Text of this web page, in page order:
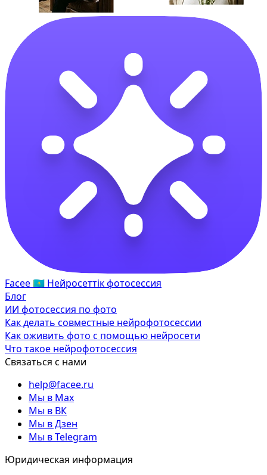
Facee🇰🇿 Нейросеттік фотосессия
Блог
ИИ фотосессия по фото
Как делать совместные нейрофотосессии
Как оживить фото с помощью нейросети
Что такое нейрофотосессия
Связаться с нами
help@facee.ru
Мы в Max
Мы в ВК
Мы в Дзен
Мы в Telegram
Юридическая информация